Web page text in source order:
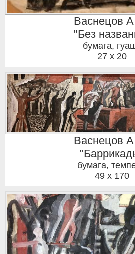
Васнецов
"Без
бумага,
27 x 20
Васнецов
бумага,
49 x 170